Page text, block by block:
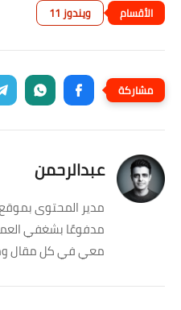
ويندوز 11
عبدالرحمن
مدفوعًا بشغفي
معي في كل مقال